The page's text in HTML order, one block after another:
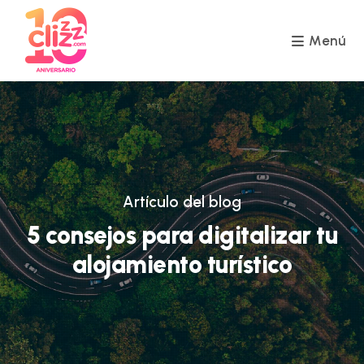
contenido
Menú
Artículo del blog
5 consejos para digitalizar tu
alojamiento turístico